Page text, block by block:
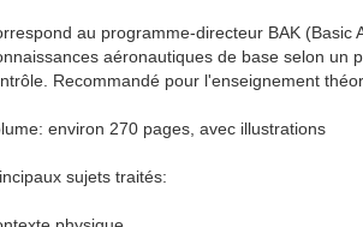
au programme-directeur BAK (Basic
aéronautiques de base selon un
Recommandé pour l'enseignement
environ 270 pages, avec illustrations
sujets traités: